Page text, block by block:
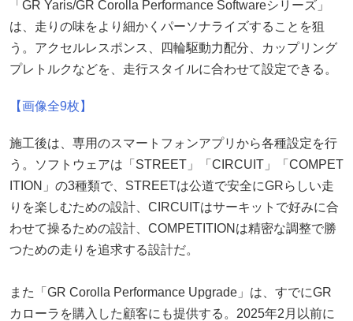
「GR Yaris/GR Corolla Performance Softwareシリーズ」
は、走りの味をより細かくパーソナライズすることを狙
う。アクセルレスポンス、四輪駆動力配分、カップリング
プレトルクなどを、走行スタイルに合わせて設定できる。
【画像全9枚】
施工後は、専用のスマートフォンアプリから各種設定を行
う。ソフトウェアは「STREET」「CIRCUIT」「COMPET
ITION」の3種類で、STREETは公道で安全にGRらしい走
りを楽しむための設計、CIRCUITはサーキットで好みに合
わせて操るための設計、COMPETITIONは精密な調整で勝
つための走りを追求する設計だ。
また「GR Corolla Performance Upgrade」は、すでにGR
カローラを購入した顧客にも提供する。2025年2月以前に